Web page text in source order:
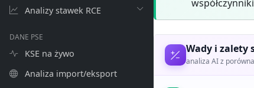
Analizy stawek RCE
DANE PSE
KSE na żywo
Analiza import/eksport
Wady i zalety
analiza AI z